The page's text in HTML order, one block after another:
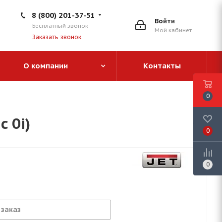
Войти
Мой кабинет
8 (800) 201-37-51
Бесплатный звонок
Заказать звонок
О компании Контакты
0i)
0
0
0